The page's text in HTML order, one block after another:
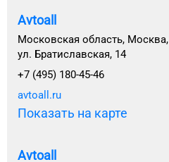
Avtoall
Московская область, Москва,
ул. Братиславская, 14
+7 (495) 180-45-46
avtoall.ru
Показать на карте
Avtoall